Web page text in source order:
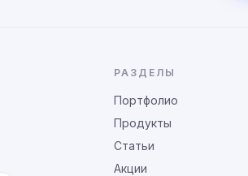
РАЗДЕЛЫ
Портфолио
Продукты
Статьи
Акции